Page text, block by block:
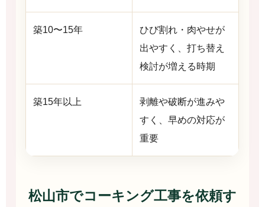
築10〜15年
ひび割れ・肉やせが
出やすく、打ち替え
検討が増える時期
築15年以上
剥離や破断が進みや
すく、早めの対応が
重要
松山市でコーキング工事を依頼す